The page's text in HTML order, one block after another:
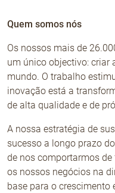
Quem somos nós
Os nossos mais de
um único objectivo: criar
mundo. O trabalho
inovação está a
de alta qualidade e de
A nossa estratégia de
sucesso a longo prazo
de nos comportarmos
os nossos negócios na
base para o